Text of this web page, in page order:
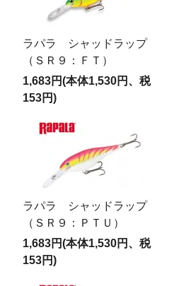
ラパラ シャッドラップ
（ＳＲ９：ＦＴ）
1,683円(本体1,530円、税
153円)
ラパラ シャッドラップ
（ＳＲ９：ＰＴＵ）
1,683円(本体1,530円、税
153円)